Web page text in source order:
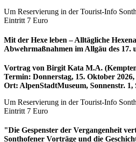
Um Reservierung in der Tourist-Info
Eintritt 7 Euro
Mit der Hexe leben – Alltägliche
Abwehrmaßnahmen im Allgäu des 17.
Vortrag von Birgit Kata M.A.
Termin: Donnerstag, 15. Oktober
Ort: AlpenStadtMuseum, Sonnenstr. 1,
Um Reservierung in der Tourist-Info
Eintritt 7 Euro
"Die Gespenster der Vergangenheit
Sonthofener Vorträge und die